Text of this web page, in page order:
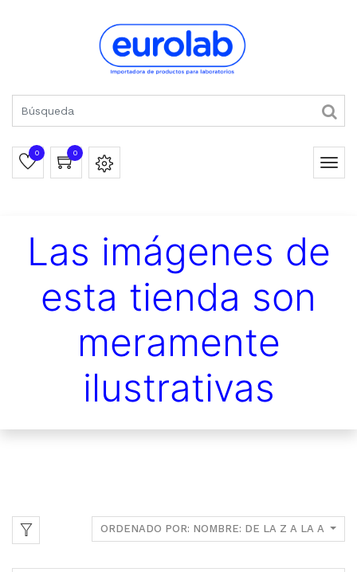
0 0
Las imágenes de
esta tienda son
meramente
ilustrativas
ORDENADO POR: NOMBRE: DE LA Z A LA A